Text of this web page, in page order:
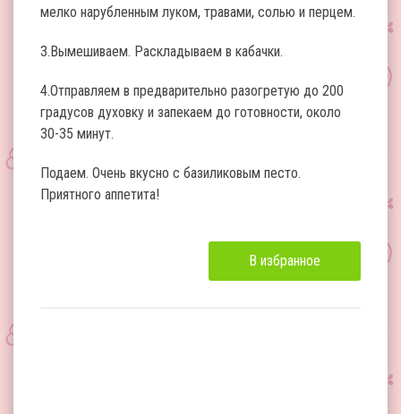
мелко нарубленным луком, травами, солью и перцем.
3.Вымешиваем. Раскладываем в кабачки.
4.Отправляем в предварительно разогретую до 200
градусов духовку и запекаем до готовности, около
30-35 минут.
Подаем. Очень вкусно с базиликовым песто.
Приятного аппетита!
В избранное